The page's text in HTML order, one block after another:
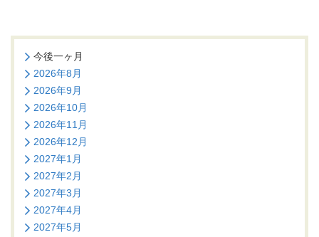
今後一ヶ月
2026年8月
2026年9月
2026年10月
2026年11月
2026年12月
2027年1月
2027年2月
2027年3月
2027年4月
2027年5月